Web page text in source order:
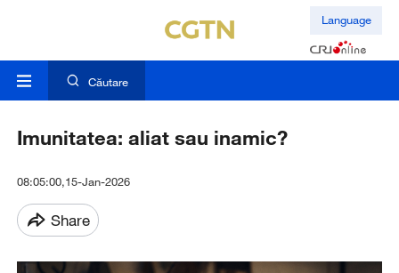
Language
Căutare
Imunitatea: aliat sau inamic?
08:05:00,15-Jan-2026
Share